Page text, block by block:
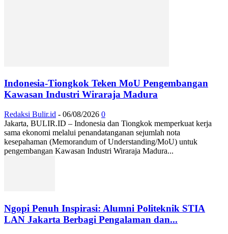
Indonesia-Tiongkok Teken MoU Pengembangan
Kawasan Industri Wiraraja Madura
Redaksi Bulir.id - 06/08/2026 0
Jakarta, BULIR.ID – Indonesia dan Tiongkok memperkuat kerja
sama ekonomi melalui penandatanganan sejumlah nota
kesepahaman (Memorandum of Understanding/MoU) untuk
pengembangan Kawasan Industri Wiraraja Madura...
Ngopi Penuh Inspirasi: Alumni Politeknik STIA
LAN Jakarta Berbagi Pengalaman dan...